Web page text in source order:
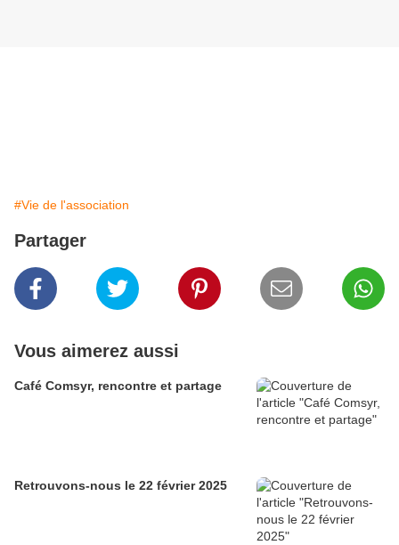
#Vie de l'association
Partager
Vous aimerez aussi
Café Comsyr, rencontre et partage
Retrouvons-nous le 22 février 2025